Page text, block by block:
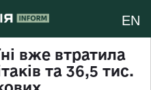
EN
вже втратила
та 36,5 тис.